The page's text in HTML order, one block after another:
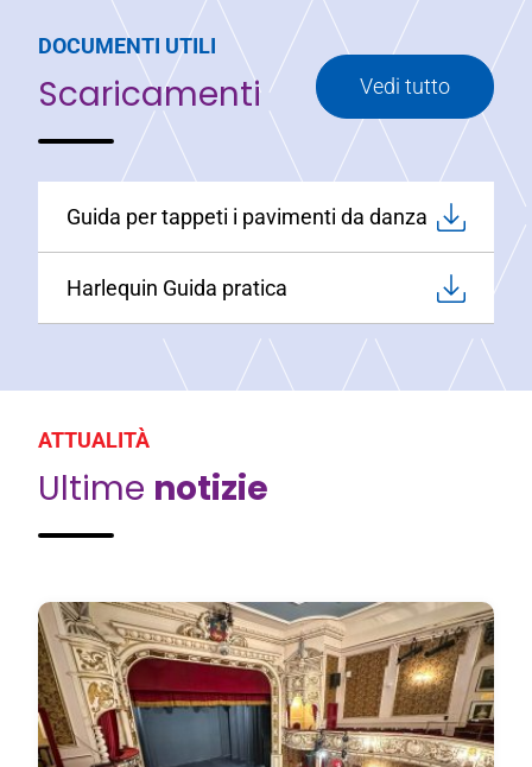
DOCUMENTI UTILI
Scaricamenti Vedi tutto
Guida per tappeti i pavimenti da danza
Harlequin Guida pratica
ATTUALITÀ
Ultime notizie